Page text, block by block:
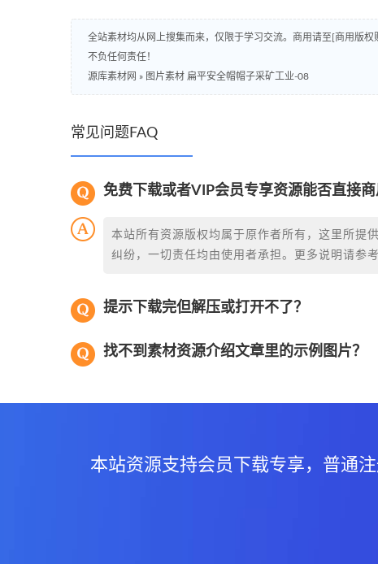
全站素材均从网上搜集而来，仅限于学习交流。商用请至[商用版
不负任何责任！
源库素材网 » 图片素材 扁平安全帽帽子采矿工业-08
常见问题FAQ
免费下载或者VIP会员专享资源能否直接商
本站所有资源版权均属于原作者所有，这里所提
纠纷，一切责任均由使用者承担。更多说明请参
提示下载完但解压或打开不了？
找不到素材资源介绍文章里的示例图片？
本站资源支持会员下载专享，普通